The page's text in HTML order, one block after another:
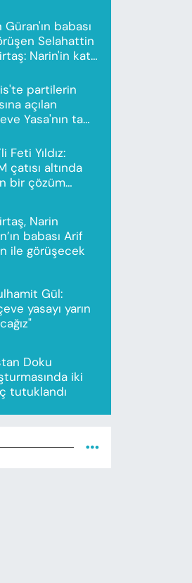
Güran'ın babası
Selahattin
Narin'in katili
partilerin
açılan
Yasa'nın tam
Feti Yıldız:
çatısı altında
bir çözüm
Narin
babası Arif
ile görüşecek
Gül:
yasayı yarın
Doku
iki
tutuklandı